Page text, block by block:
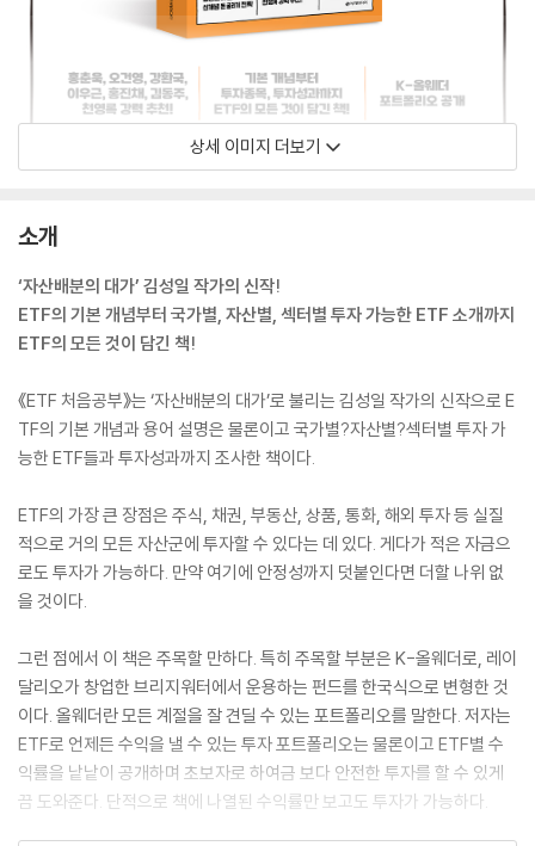
상세 이미지 더보기
소개
‘자산배분의 대가’ 김성일 작가의 신작!
ETF의 기본 개념부터 국가별, 자산별, 섹터별 투자 가능한 ETF 소개까지
ETF의 모든 것이 담긴 책!
《ETF 처음공부》는 ‘자산배분의 대가’로 불리는 김성일 작가의 신작으로 E
TF의 기본 개념과 용어 설명은 물론이고 국가별?자산별?섹터별 투자 가
능한 ETF들과 투자성과까지 조사한 책이다.
ETF의 가장 큰 장점은 주식, 채권, 부동산, 상품, 통화, 해외 투자 등 실질
적으로 거의 모든 자산군에 투자할 수 있다는 데 있다. 게다가 적은 자금으
로도 투자가 가능하다. 만약 여기에 안정성까지 덧붙인다면 더할 나위 없
을 것이다.
그런 점에서 이 책은 주목할 만하다. 특히 주목할 부분은 K-올웨더로, 레이
달리오가 창업한 브리지워터에서 운용하는 펀드를 한국식으로 변형한 것
이다. 올웨더란 모든 계절을 잘 견딜 수 있는 포트폴리오를 말한다. 저자는
ETF로 언제든 수익을 낼 수 있는 투자 포트폴리오는 물론이고 ETF별 수
익률을 낱낱이 공개하며 초보자로 하여금 보다 안전한 투자를 할 수 있게
끔 도와준다. 단적으로 책에 나열된 수익률만 보고도 투자가 가능하다.